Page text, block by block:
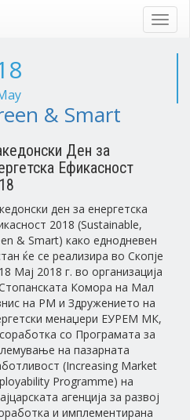
& Smart
Ден за
Ефикасност
ден за енергетска
2018 (Sustainable,
& Smart) како еднодневен
ќе се реализира во Скопје
Maj 2018 г. во организација
Комора на Мал
на РМ и Здружението на
менаџери ЕУРЕМ МК,
со Програмата за
на пазарната
(Increasing Market
Programme) на
агенција за развој
и имплементирана